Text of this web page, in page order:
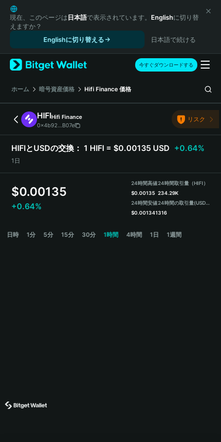
English
日本語
Tiếng Việt
Español (Latinoamérica)
Türkçe
Français
Deutsch
简体中文
繁體中文
Português (Portugal)
Bahasa Indonesia
ภาษาไทย
हिन्दी
Español
Português (Brasil)
現在、このページは日本語で表示されています。 Englishに切り替
えますか？
Englishに切り替える
日本語で続ける
今すぐダウンロードする
ホーム 暗号資産価格 Hifi Finance 価格
HIFIHifi Finance
0x4b92...B07e
リスク
HIFIとUSDの交換： 1 HIFI = $0.00135 USD +0.64%
1日
$0.00135
+0.64%
24時間高値
$0.00135
24時間安値
$0.001341
24時間取引量（HIFI）
234.29K
24時間の取引量(USDT)
316
日時 1分 5分 15分 30分 1時間 4時間 1日 1週間